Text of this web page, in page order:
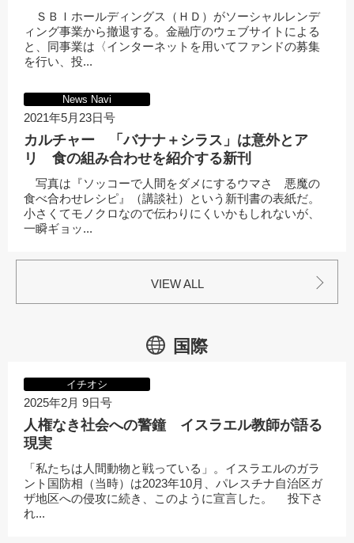
ＳＢＩホールディングス（ＨＤ）がソーシャルレンデ
ィング事業から撤退する。金融庁のウェブサイトによる
と、同事業は〈インターネットを用いてファンドの募集
を行い、投...
News Navi
2021年5月23日号
カルチャー 「バナナ＋シラス」は意外とア
リ 食の組み合わせを紹介する新刊
写真は『ソッコーで人間をダメにするウマさ 悪魔の
食べ合わせレシピ』（講談社）という新刊書の表紙だ。
小さくてモノクロなので伝わりにくいかもしれないが、
一瞬ギョッ...
VIEW ALL
国際
イチオシ
2025年2月 9日号
人権なき社会への警鐘 イスラエル教師が語る
現実
「私たちは人間動物と戦っている」。イスラエルのガラ
ント国防相（当時）は2023年10月、パレスチナ自治区ガ
ザ地区への侵攻に続き、このように宣言した。 投下さ
れ...